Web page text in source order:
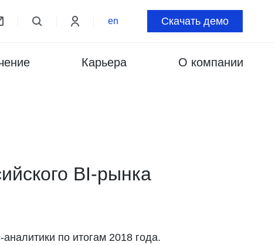
en Скачать демо
Карьера О компании
BI-рынка
по итогам 2018 года.